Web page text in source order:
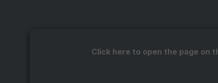
Click here to open the page on